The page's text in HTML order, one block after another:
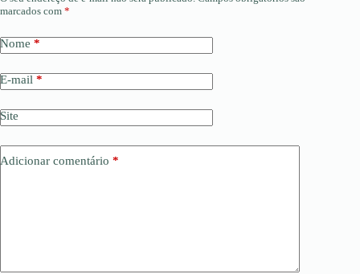
marcados com *
Nome *
E-mail *
Site
Adicionar comentário *